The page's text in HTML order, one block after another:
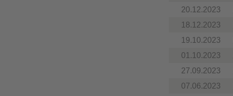
20.12.2023
18.12.2023
19.10.2023
01.10.2023
27.09.2023
07.06.2023